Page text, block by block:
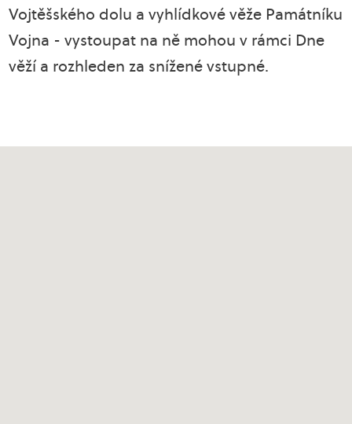
Vojtěšského dolu a vyhlídkové věže Památníku
Vojna - vystoupat na ně mohou v rámci Dne
věží a rozhleden za snížené vstupné.